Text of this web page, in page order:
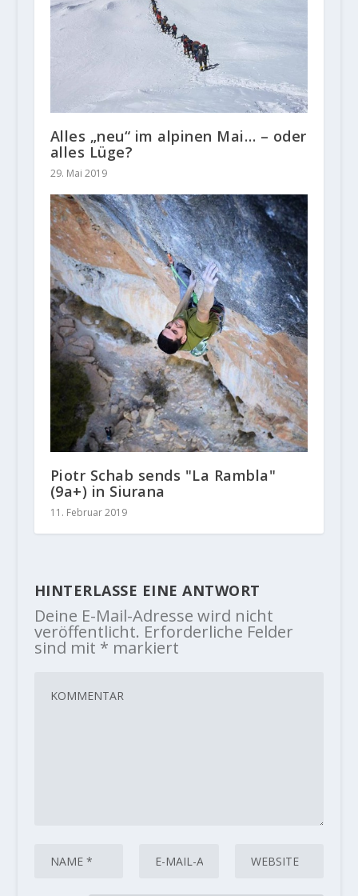
Alles „neu“ im alpinen Mai… – oder
alles Lüge?
29. Mai 2019
Piotr Schab sends "La Rambla"
(9a+) in Siurana
11. Februar 2019
HINTERLASSE EINE ANTWORT
Deine E-Mail-Adresse wird nicht
veröffentlicht. Erforderliche Felder
sind mit * markiert